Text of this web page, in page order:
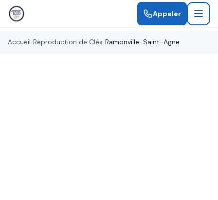
Appeler
Accueil Reproduction de Clés Ramonville-Saint-Agne